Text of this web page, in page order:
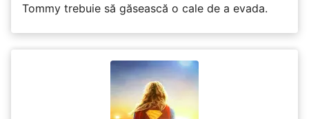
Tommy trebuie să găsească o cale de a evada.